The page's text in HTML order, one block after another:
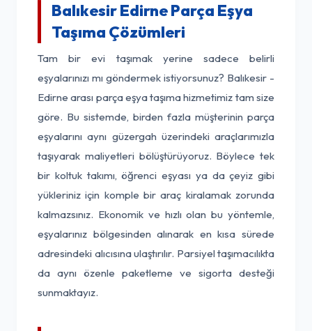
Balıkesir Edirne Parça Eşya
Taşıma Çözümleri
Tam bir evi taşımak yerine sadece belirli
eşyalarınızı mı göndermek istiyorsunuz? Balıkesir -
Edirne arası parça eşya taşıma hizmetimiz tam size
göre. Bu sistemde, birden fazla müşterinin parça
eşyalarını aynı güzergah üzerindeki araçlarımızla
taşıyarak maliyetleri bölüştürüyoruz. Böylece tek
bir koltuk takımı, öğrenci eşyası ya da çeyiz gibi
yükleriniz için komple bir araç kiralamak zorunda
kalmazsınız. Ekonomik ve hızlı olan bu yöntemle,
eşyalarınız bölgesinden alınarak en kısa sürede
adresindeki alıcısına ulaştırılır. Parsiyel taşımacılıkta
da aynı özenle paketleme ve sigorta desteği
sunmaktayız.